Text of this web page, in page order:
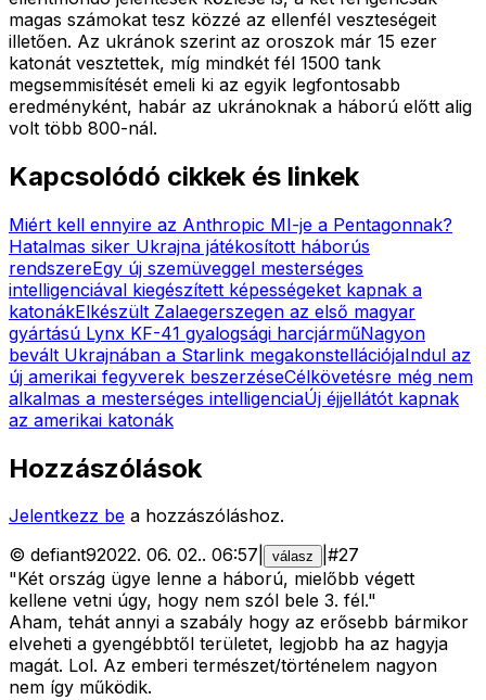
magas számokat tesz közzé az ellenfél veszteségeit
illetően. Az ukránok szerint az oroszok már 15 ezer
katonát vesztettek, míg mindkét fél 1500 tank
megsemmisítését emeli ki az egyik legfontosabb
eredményként, habár az ukránoknak a háború előtt alig
volt több 800-nál.
Kapcsolódó cikkek és linkek
Miért kell ennyire az Anthropic MI-je a Pentagonnak?
Hatalmas siker Ukrajna játékosított háborús
rendszereEgy új szemüveggel mesterséges
intelligenciával kiegészített képességeket kapnak a
katonákElkészült Zalaegerszegen az első magyar
gyártású Lynx KF-41 gyalogsági harcjárműNagyon
bevált Ukrajnában a Starlink megakonstellációjaIndul az
új amerikai fegyverek beszerzéseCélkövetésre még nem
alkalmas a mesterséges intelligenciaÚj éjjellátót kapnak
az amerikai katonák
Hozzászólások
Jelentkezz be a hozzászóláshoz.
© defiant92022. 06. 02.. 06:57 válasz #27
"Két ország ügye lenne a háború, mielőbb végett
kellene vetni úgy, hogy nem szól bele 3. fél."
Aham, tehát annyi a szabály hogy az erősebb bármikor
elveheti a gyengébbtől területet, legjobb ha az hagyja
magát. Lol. Az emberi természet/történelem nagyon
nem így működik.